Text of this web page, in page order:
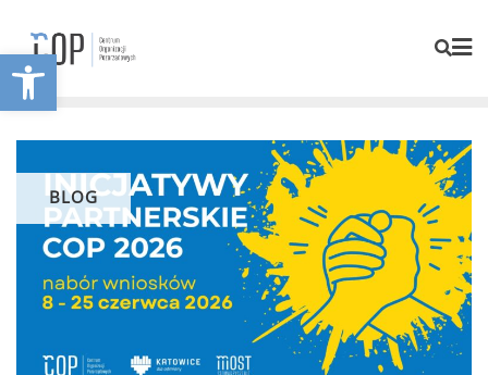
Otwórz pasek narzędzi
BLOG